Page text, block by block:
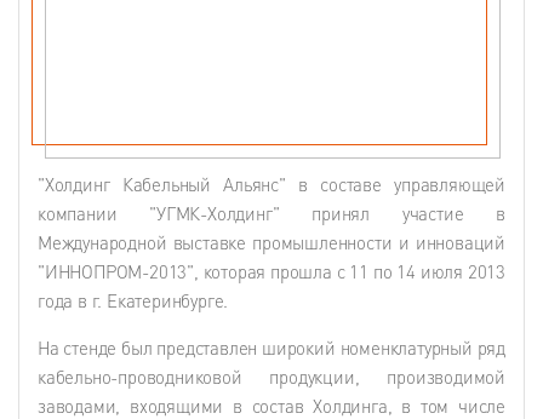
"Холдинг Кабельный Альянс" в составе управляющей
компании "УГМК-Холдинг" принял участие в
Международной выставке промышленности и инноваций
"ИННОПРОМ-2013", которая прошла с 11 по 14 июля 2013
года в г. Екатеринбурге.
На стенде был представлен широкий номенклатурный ряд
кабельно-проводниковой продукции, производимой
заводами, входящими в состав Холдинга, в том числе